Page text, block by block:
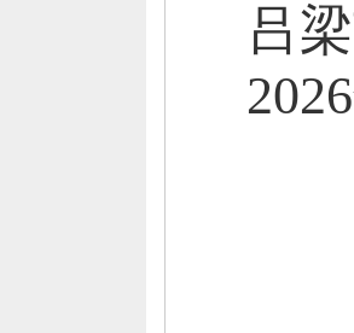
吕
2026